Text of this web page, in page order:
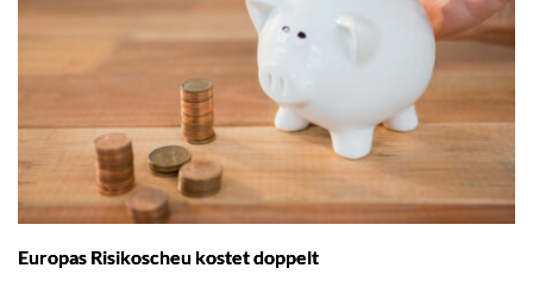
Europas Risikoscheu kostet doppelt